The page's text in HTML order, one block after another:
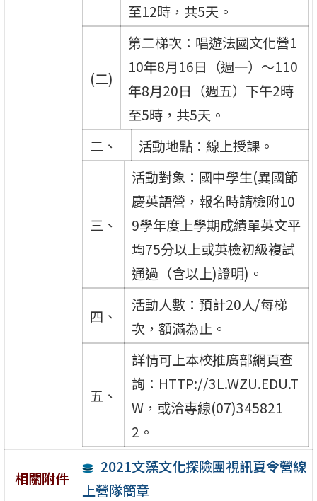
至12時，共5天。
(二)
第二梯次：唱遊法國文化營1
10年8月16日（週一）～110
年8月20日（週五）下午2時
至5時，共5天。
二、
活動地點：線上授課。
三、
活動對象：國中學生(異國節
慶英語營，報名時請檢附10
9學年度上學期成績單英文平
均75分以上或英檢初級複試
通過（含以上)證明)。
四、
活動人數：預計20人/每梯
次，額滿為止。
五、
詳情可上本校推廣部網頁查
詢：HTTP://3L.WZU.EDU.T
W，或洽專線(07)345821
2。
相關附件
2021文藻文化探險團視訊夏令營線
上營隊簡章